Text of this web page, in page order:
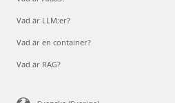
Vad är LLM:er?
Vad är en container?
Vad är RAG?